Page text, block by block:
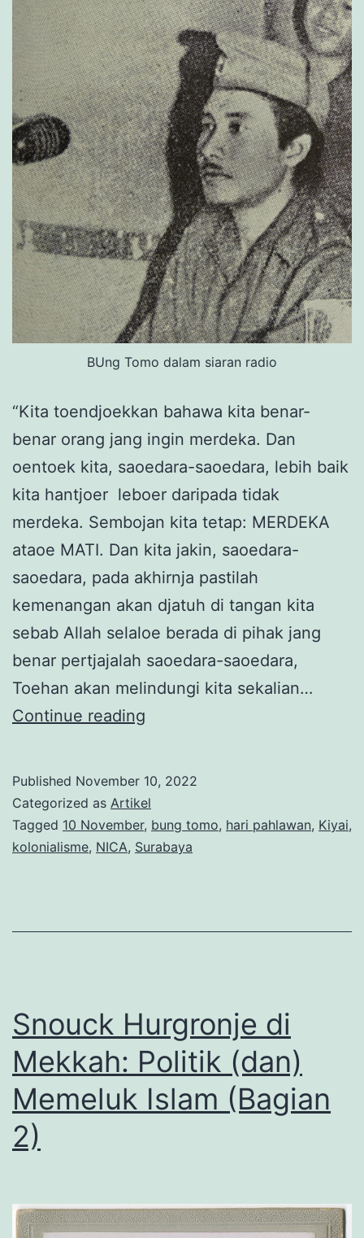
BUng Tomo dalam siaran radio
“Kita toendjoekkan bahawa kita benar-
benar orang jang ingin merdeka. Dan
oentoek kita, saoedara-saoedara, lebih baik
kita hantjoer leboer daripada tidak
merdeka. Sembojan kita tetap: MERDEKA
ataoe MATI. Dan kita jakin, saoedara-
saoedara, pada akhirnja pastilah
kemenangan akan djatuh di tangan kita
sebab Allah selaloe berada di pihak jang
benar pertjajalah saoedara-saoedara,
Toehan akan melindungi kita sekalian…
Continue reading
Takbir
Bung
Tomo
Published November 10, 2022
Categorized as Artikel
Tagged 10 November, bung tomo, hari pahlawan, Kiyai,
kolonialisme, NICA, Surabaya
Snouck Hurgronje di
Mekkah: Politik (dan)
Memeluk Islam (Bagian
2)